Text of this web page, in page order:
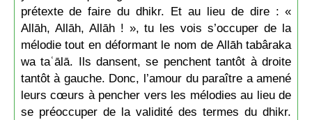
prétexte de faire du dhikr. Et au lieu de dire : «
Allāh, Allāh, Allāh ! », tu les vois s’occuper de la
mélodie tout en déformant le nom de Allāh tabâraka
wa taʿālā. Ils dansent, se penchent tantôt à droite
tantôt à gauche. Donc, l’amour du paraître a amené
leurs cœurs à pencher vers les mélodies au lieu de
se préoccuper de la validité des termes du dhikr.